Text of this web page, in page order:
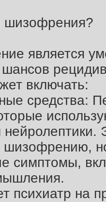
шизофрения?
является
включать:
средства:
нейролептики.
шизофрению,
симптомы,
психиатр на